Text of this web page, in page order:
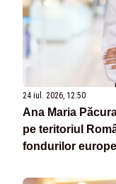
24 iul. 2026, 12:50
Ana Maria
pe teritoriul
fondurilor